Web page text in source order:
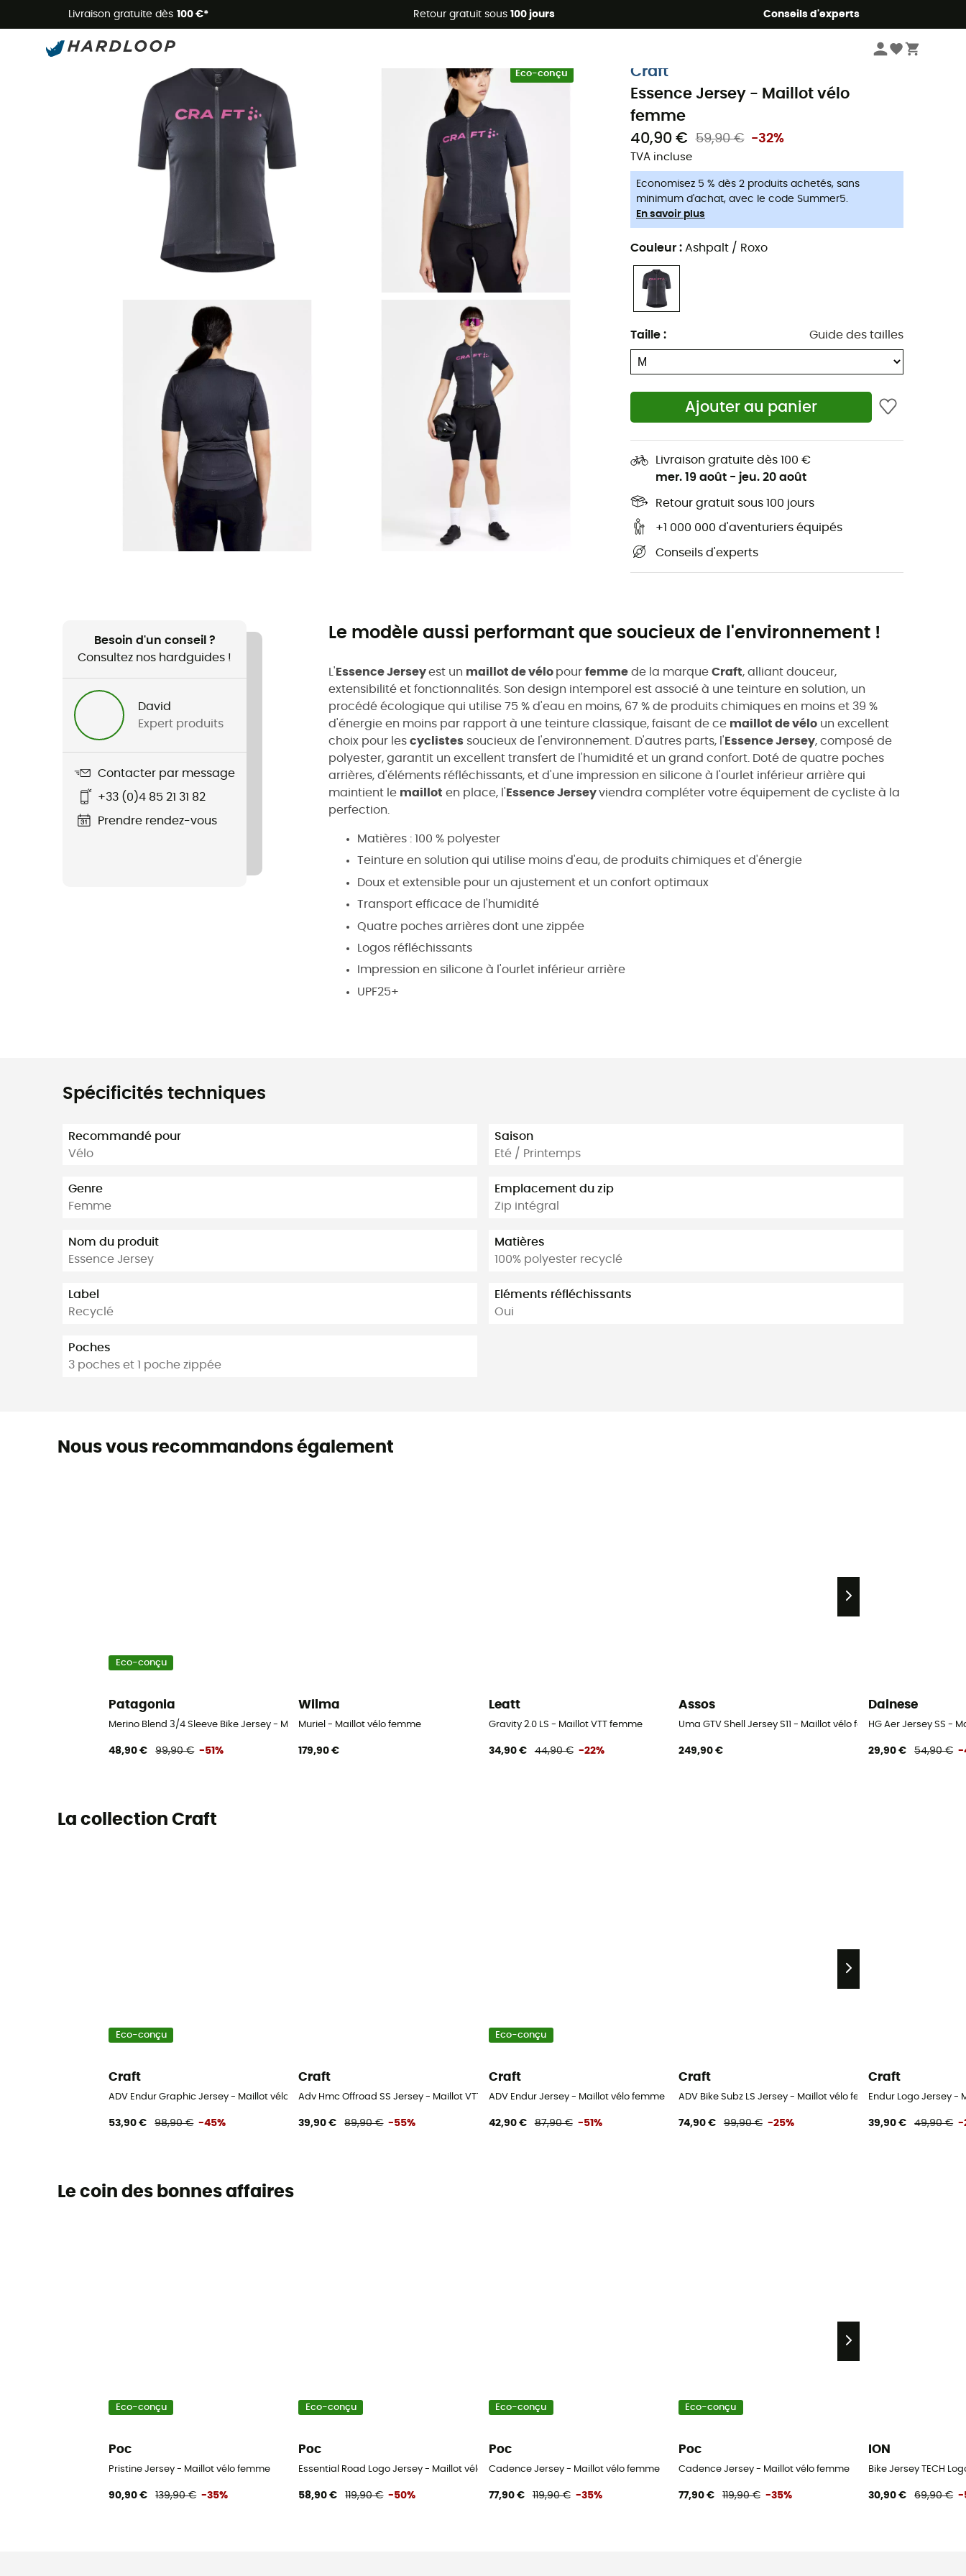
Livraison gratuite dès 100 €* Retour gratuit sous 100 jours Conseils d'experts
Promos d'été 🔥 -5 % EXTRA dès 2 produits* code Summer5
Eco-conçu
Maillot vélo femme
Craft
Essence Jersey - Maillot vélo
femme
40,90 €
59,90 € -32%
TVA incluse
Economisez 5 % dès 2 produits achetés, sans
minimum d'achat, avec le code Summer5.
En savoir plus
Couleur : Ashpalt / Roxo
Taille : Guide des tailles
Ajouter au panier
Livraison gratuite dès 100 €
mer. 19 août - jeu. 20 août
Retour gratuit sous 100 jours
+1 000 000 d'aventuriers équipés
Conseils d'experts
Besoin d'un conseil ?
Consultez nos hardguides !
David
Expert produits
Contacter par message
+33 (0)4 85 21 31 82
Prendre rendez-vous
Le modèle aussi performant que soucieux de l'environnement !
L' Essence Jerseyest un maillot de vélo pour femme de la marque Craft, alliant douceur,
extensibilité et fonctionnalités. Son design intemporel est associé à une teinture en solution, un
procédé écologique qui utilise 75 % d'eau en moins, 67 % de produits chimiques en moins et 39 %
d'énergie en moins par rapport à une teinture classique, faisant de ce maillot de vélo un excellent
choix pour les cyclistes soucieux de l'environnement. D'autres parts, l' Essence Jersey, composé de
polyester, garantit un excellent transfert de l'humidité et un grand confort. Doté de quatre poches
arrières, d'éléments réfléchissants, et d'une impression en silicone à l'ourlet inférieur arrière qui
maintient le maillot en place, l' Essence Jerseyviendra compléter votre équipement de cycliste à la
perfection.
Matières : 100 % polyester
Teinture en solution qui utilise moins d'eau, de produits chimiques et d'énergie
Doux et extensible pour un ajustement et un confort optimaux
Transport efficace de l'humidité
Quatre poches arrières dont une zippée
Logos réfléchissants
Impression en silicone à l'ourlet inférieur arrière
UPF25+
Spécificités techniques
Recommandé pour
Vélo
Genre
Femme
Nom du produit
Essence Jersey
Label
Recyclé
Poches
3 poches et 1 poche zippée
Saison
Eté / Printemps
Emplacement du zip
Zip intégral
Matières
100% polyester recyclé
Eléments réfléchissants
Oui
Nous vous recommandons également
Eco-conçu
Patagonia
Merino Blend 3/4 Sleeve Bike Jersey - Maillot VTT femme
48,90 € 99,90 € -51%
Wilma
Muriel - Maillot vélo femme
179,90 €
Leatt
Gravity 2.0 LS - Maillot VTT femme
34,90 € 44,90 € -22%
Assos
Uma GTV Shell Jersey S11 - Maillot vélo femme
249,90 €
Dainese
HG Aer Jersey SS -
29,90 € 54,90 € -
La collection Craft
Eco-conçu
Craft
ADV Endur Graphic Jersey - Maillot vélo femme
53,90 € 98,90 € -45%
Craft
Adv Hmc Offroad SS Jersey - Maillot VTT femme
39,90 € 89,90 € -55%
Eco-conçu
Craft
ADV Endur Jersey - Maillot vélo femme
42,90 € 87,90 € -51%
Craft
ADV Bike Subz LS Jersey - Maillot vélo femme
74,90 € 99,90 € -25%
Craft
Endur Logo Jersey -
39,90 € 49,90 € -
Le coin des bonnes affaires
Eco-conçu
Poc
Pristine Jersey - Maillot vélo femme
90,90 € 139,90 € -35%
Eco-conçu
Poc
Essential Road Logo Jersey - Maillot vélo femme
58,90 € 119,90 € -50%
Eco-conçu
Poc
Cadence Jersey - Maillot vélo femme
77,90 € 119,90 € -35%
Eco-conçu
Poc
Cadence Jersey - Maillot vélo femme
77,90 € 119,90 € -35%
ION
Bike Jersey TECH
30,90 € 69,90 € -